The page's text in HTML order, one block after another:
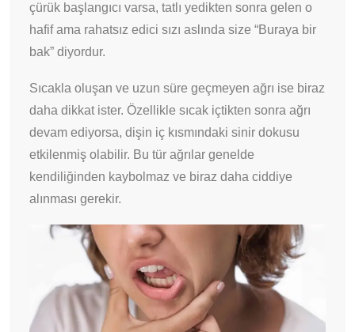
çürük başlangıcı varsa, tatlı yedikten sonra gelen o
hafif ama rahatsız edici sızı aslında size “Buraya bir
bak” diyordur.
Sıcakla oluşan ve uzun süre geçmeyen ağrı ise biraz
daha dikkat ister. Özellikle sıcak içtikten sonra ağrı
devam ediyorsa, dişin iç kısmındaki sinir dokusu
etkilenmiş olabilir. Bu tür ağrılar genelde
kendiliğinden kaybolmaz ve biraz daha ciddiye
alınması gerekir.